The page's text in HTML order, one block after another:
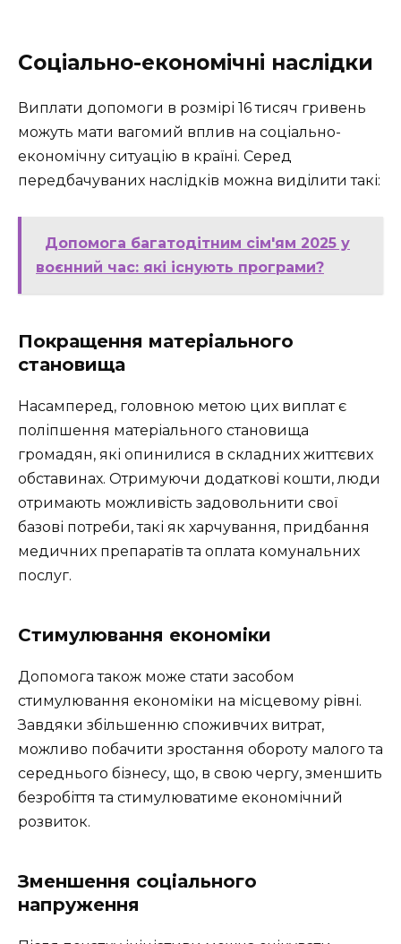
Соціально-економічні наслідки
Виплати допомоги в розмірі 16 тисяч гривень
можуть мати вагомий вплив на соціально-
економічну ситуацію в країні. Серед
передбачуваних наслідків можна виділити такі:
Допомога багатодітним сім'ям 2025 у
воєнний час: які існують програми?
Покращення матеріального
становища
Насамперед, головною метою цих виплат є
поліпшення матеріального становища
громадян, які опинилися в складних життєвих
обставинах. Отримуючи додаткові кошти, люди
отримають можливість задовольнити свої
базові потреби, такі як харчування, придбання
медичних препаратів та оплата комунальних
послуг.
Стимулювання економіки
Допомога також може стати засобом
стимулювання економіки на місцевому рівні.
Завдяки збільшенню споживчих витрат,
можливо побачити зростання обороту малого та
середнього бізнесу, що, в свою чергу, зменшить
безробіття та стимулюватиме економічний
розвиток.
Зменшення соціального
напруження